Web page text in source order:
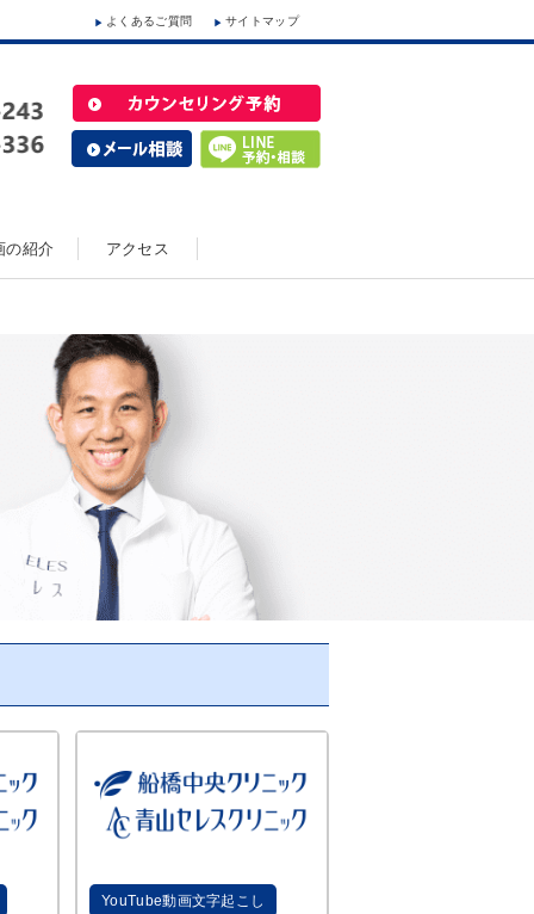
よくあるご質問 サイトマップ
の紹介 アクセス
YouTube動画文字起こし